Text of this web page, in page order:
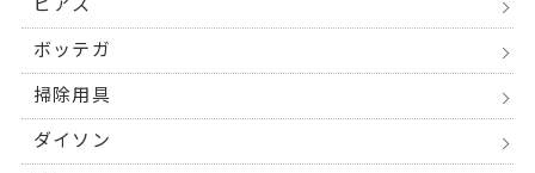
ピアス
ボッテガ
掃除用具
ダイソン